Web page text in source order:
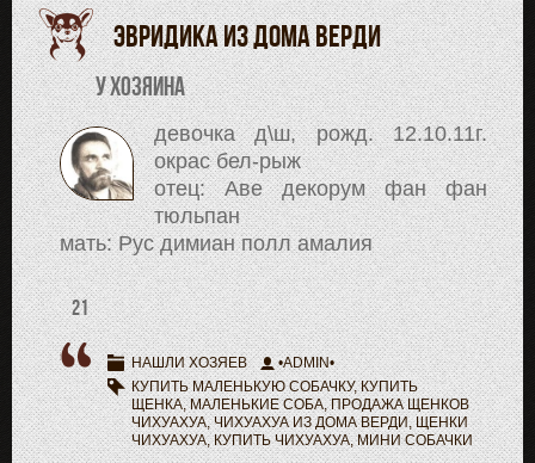
Эвридика из дома верди
У хозяина
девочка д\ш, рожд. 12.10.11г.
окрас бел-рыж
отец: Аве декорум фан фан
тюльпан
мать: Рус димиан полл амалия
21
НАШЛИ ХОЗЯЕВ
•ADMIN•
КУПИТЬ МАЛЕНЬКУЮ СОБАЧКУ,КУПИТЬ
ЩЕНКА,МАЛЕНЬКИЕ СОБА,ПРОДАЖА ЩЕНКОВ
ЧИХУАХУА,ЧИХУАХУА ИЗ ДОМА ВЕРДИ,ЩЕНКИ
ЧИХУАХУА,КУПИТЬ ЧИХУАХУА,МИНИ СОБАЧКИ